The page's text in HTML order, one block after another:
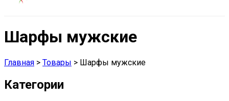
Шарфы мужские
Главная > Товары > Шарфы мужские
Категории